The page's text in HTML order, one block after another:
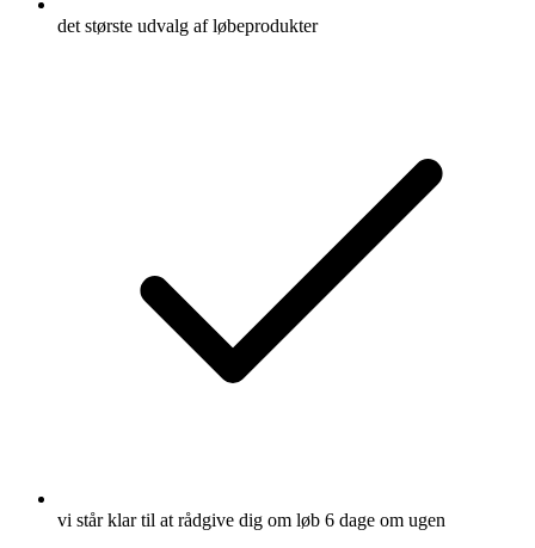
det største udvalg af løbeprodukter
vi står klar til at rådgive dig om løb 6 dage om ugen